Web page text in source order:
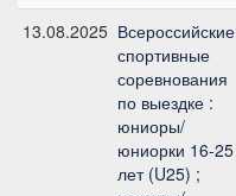
13.08.2025 Всероссийские
спортивные
соревнования
по выездке :
юниоры/
юниорки 16-25
лет (U25) ;